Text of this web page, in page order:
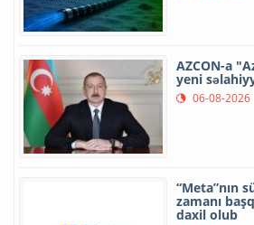
AZCON-a
yeni
06-08-2026
“Meta”nın
zamanı
daxil olub